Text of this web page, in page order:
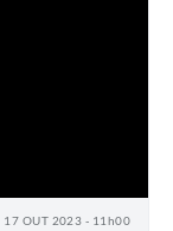
17 OUT 2023 - 11h00